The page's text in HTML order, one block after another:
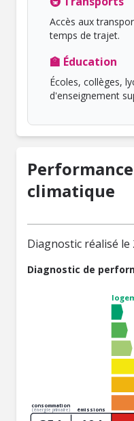
Accès aux
temps de trajet.
🏫 Éducation
Écoles, collèges,
d'enseignement
climatique
Diagnostic réalisé le
Diagnostic de
consommation
(énergie primaire) émissions